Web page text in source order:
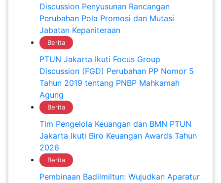
Discussion Penyusunan Rancangan
Perubahan Pola Promosi dan Mutasi
Jabatan Kepaniteraan
Berita
PTUN Jakarta Ikuti Focus Group
Discussion (FGD) Perubahan PP Nomor 5
Tahun 2019 tentang PNBP Mahkamah
Agung
Berita
Tim Pengelola Keuangan dan BMN PTUN
Jakarta Ikuti Biro Keuangan Awards Tahun
2026
Berita
Pembinaan Badilmiltun: Wujudkan Aparatur